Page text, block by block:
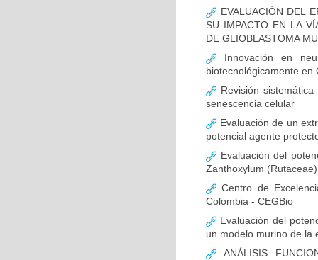
EVALUACIÓN DEL
SU IMPACTO EN LA
DE GLIOBLASTOMA
Innovación en
biotecnológicamente en
Revisión
senescencia celular
Evaluación de un
potencial agente
Evaluación del
Zanthoxylum
Centro de
Colombia - CEGBio
Evaluación del
un modelo murino de la
ANÁLISIS